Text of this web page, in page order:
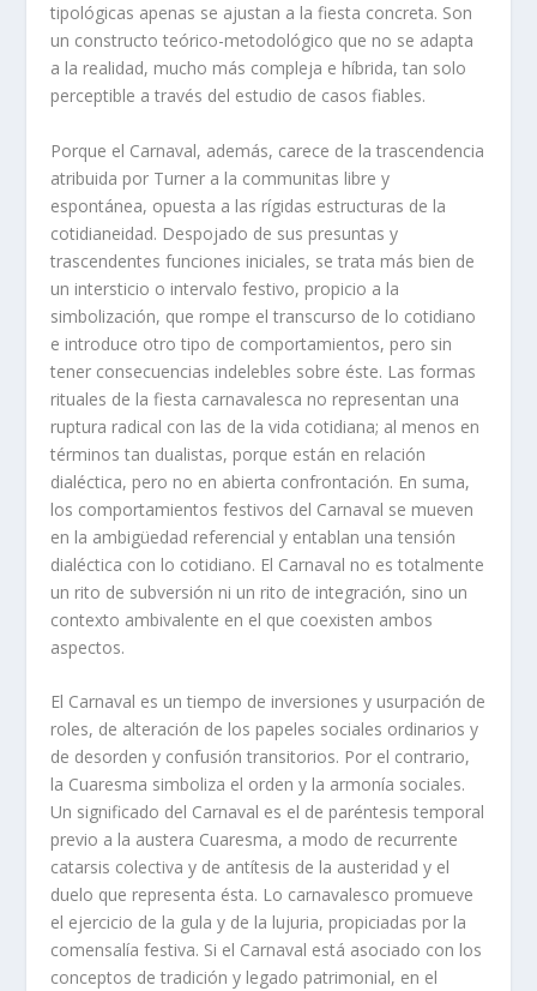
tipológicas apenas se ajustan a la fiesta concreta. Son
un constructo teórico-metodológico que no se adapta
a la realidad, mucho más compleja e híbrida, tan solo
perceptible a través del estudio de casos fiables.
Porque el Carnaval, además, carece de la trascendencia
atribuida por Turner a la communitas libre y
espontánea, opuesta a las rígidas estructuras de la
cotidianeidad. Despojado de sus presuntas y
trascendentes funciones iniciales, se trata más bien de
un intersticio o intervalo festivo, propicio a la
simbolización, que rompe el transcurso de lo cotidiano
e introduce otro tipo de comportamientos, pero sin
tener consecuencias indelebles sobre éste. Las formas
rituales de la fiesta carnavalesca no representan una
ruptura radical con las de la vida cotidiana; al menos en
términos tan dualistas, porque están en relación
dialéctica, pero no en abierta confrontación. En suma,
los comportamientos festivos del Carnaval se mueven
en la ambigüedad referencial y entablan una tensión
dialéctica con lo cotidiano. El Carnaval no es totalmente
un rito de subversión ni un rito de integración, sino un
contexto ambivalente en el que coexisten ambos
aspectos.
El Carnaval es un tiempo de inversiones y usurpación de
roles, de alteración de los papeles sociales ordinarios y
de desorden y confusión transitorios. Por el contrario,
la Cuaresma simboliza el orden y la armonía sociales.
Un significado del Carnaval es el de paréntesis temporal
previo a la austera Cuaresma, a modo de recurrente
catarsis colectiva y de antítesis de la austeridad y el
duelo que representa ésta. Lo carnavalesco promueve
el ejercicio de la gula y de la lujuria, propiciadas por la
comensalía festiva. Si el Carnaval está asociado con los
conceptos de tradición y legado patrimonial, en el